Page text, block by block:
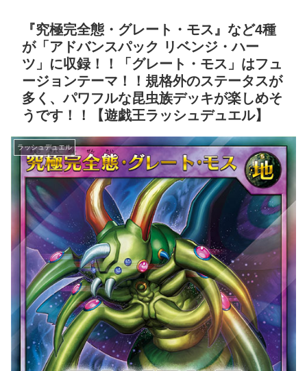
『究極完全態・グレート・モス』など4種
が「アドバンスパック リベンジ・ハー
ツ」に収録！！「グレート・モス」はフュ
ージョンテーマ！！規格外のステータスが
多く、パワフルな昆虫族デッキが楽しめそ
うです！！【遊戯王ラッシュデュエル】
ラッシュデュエル